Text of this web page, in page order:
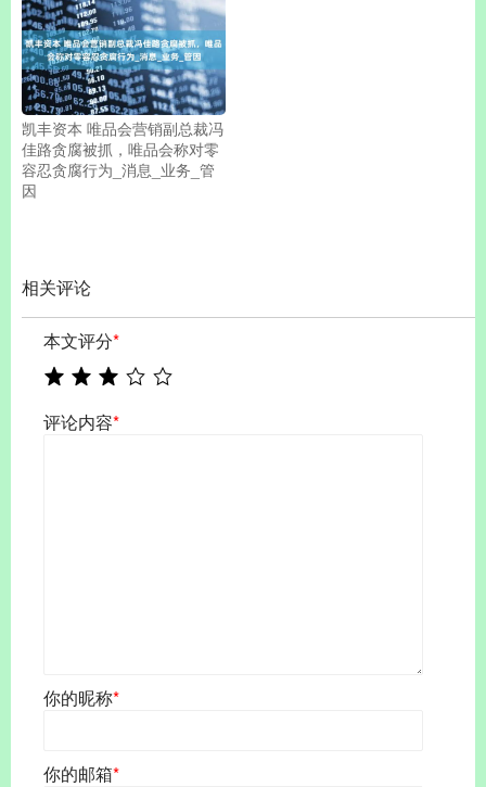
凯丰资本 唯品会营销副总裁冯
佳路贪腐被抓，唯品会称对零
容忍贪腐行为_消息_业务_管
因
相关评论
本文评分*
评论内容*
你的昵称*
你的邮箱*